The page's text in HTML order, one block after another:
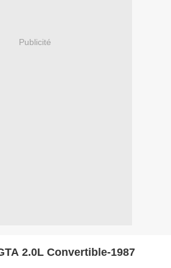
Publicité
2.0L Convertible-1987